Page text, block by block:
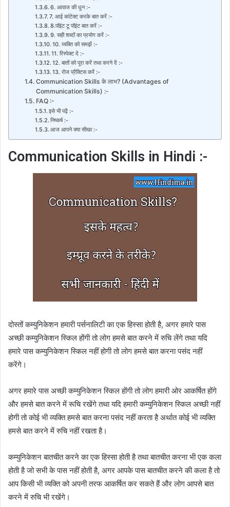
6. आवाज की धुन :-
7. आई कांटेक्ट करके बात करें :-
8.पॉइंट टू पॉइंट बात करें :-
9. सही शब्दों का प्रयोग करें :-
10. व्यक्ति को समझें :-
11. रिस्पेक्ट दे :-
12. बातों को पूरा करें तथा करने दें :-
13. रोज प्रैक्टिस करें :-
Communication Skills के लाभ? (Advantages of
Communication Skills) :-
FAQ :-
इसे भी पढ़ें :-
निष्कर्ष :-
आज आपने क्या सीखा :-
Communication Skills in Hindi :-
दोस्तों कम्युनिकेशन हमारी पर्सनालिटी का एक हिस्सा होती है, अगर हमारे पास
अच्छी कम्युनिकेशन स्किल होंगी तो लोग हमसे बात करने में रुचि लेंगे तथा यदि
हमारे पास कम्युनिकेशन स्किल नहीं होगी तो लोग हमसे बात करना पसंद नहीं
करेंगे।
अगर हमारे पास अच्छी कम्युनिकेशन स्किल होंगी तो लोग हमारी ओर आकर्षित होंगे
और हमसे बात करने में रूचि रखेंगे तथा यदि हमारी कम्युनिकेशन स्किल अच्छी नहीं
होगी तो कोई भी व्यक्ति हमसे बात करना पसंद नहीं करता है अर्थात कोई भी व्यक्ति
हमसे बात करने में रुचि नहीं रखता है।
कम्युनिकेशन बातचीत करने का एक हिस्सा होती है तथा बातचीत करना भी एक कला
होती है जो सभी के पास नहीं होती है, अगर आपके पास बातचीत करने की कला है तो
आप किसी भी व्यक्ति को अपनी तरफ आकर्षित कर सकते हैं और लोग आपसे बात
करने में रुचि भी रखेंगे।